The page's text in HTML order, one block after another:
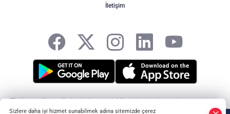
İletişim
Türkiye ve dünya gündeminden son dakika haberler, ekonomi, spor, magazin
ve yerel gelişmeler. Doğru, tarafsız ve hızlı haberciliğin adresi HaberXR -
Sizlere daha iyi hizmet sunabilmek adına sitemizde çerez